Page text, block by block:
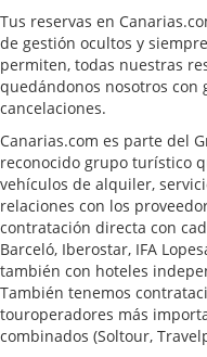
Tus reservas en
de gestión ocultos y
permiten, todas nuestras
quedándonos nosotros con
cancelaciones.
Canarias.com es parte del
reconocido grupo turístico
vehículos de alquiler,
relaciones con los
contratación directa con
Barceló, Iberostar, IFA
también con hoteles
También tenemos
touroperadores más
combinados (Soltour,